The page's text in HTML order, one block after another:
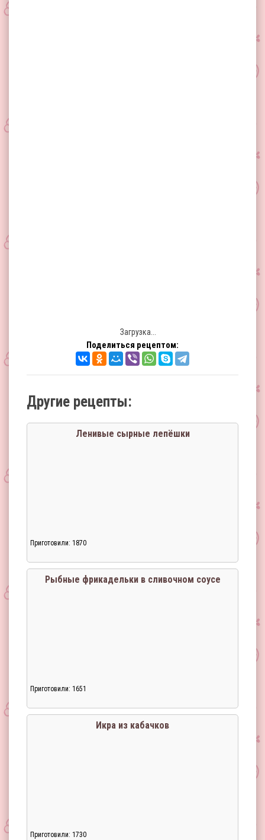
Загрузка...
Поделиться рецептом:
Другие рецепты:
Ленивые сырные лепёшки
Приготовили: 1870
Рыбные фрикадельки в сливочном соусе
Приготовили: 1651
Икра из кабачков
Приготовили: 1730